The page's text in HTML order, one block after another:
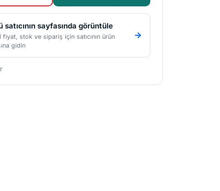
satıcının sayfasında görüntüle
fiyat, stok ve sipariş için satıcının ürün
gidin